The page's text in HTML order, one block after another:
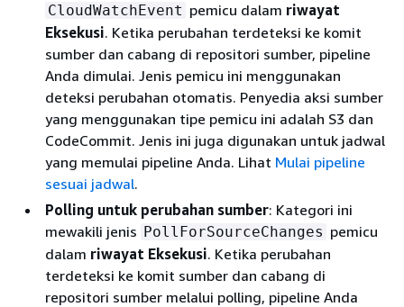
CloudWatchEvent pemicu dalam riwayat
Eksekusi. Ketika perubahan terdeteksi ke komit
sumber dan cabang di repositori sumber, pipeline
Anda dimulai. Jenis pemicu ini menggunakan
deteksi perubahan otomatis. Penyedia aksi sumber
yang menggunakan tipe pemicu ini adalah S3 dan
CodeCommit. Jenis ini juga digunakan untuk jadwal
yang memulai pipeline Anda. Lihat Mulai pipeline
sesuai jadwal.
Polling untuk perubahan sumber: Kategori ini
mewakili jenis PollForSourceChanges pemicu
dalam riwayat Eksekusi. Ketika perubahan
terdeteksi ke komit sumber dan cabang di
repositori sumber melalui polling, pipeline Anda